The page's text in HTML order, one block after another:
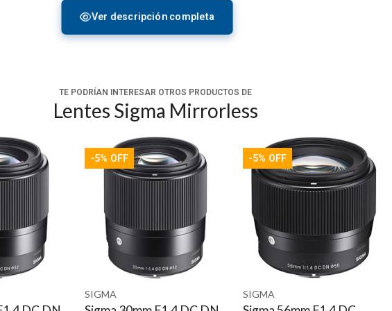
la misma óptica y mecánica de alta calidad de su línea fija Global Vision en
de la serie, ya que ofrece cobertura de sensor de fotograma completo,
PL y Sony E. Lo que diferencia a estas lentes de los Sigma High
u oscuros, los extractores de enfoque y los operadores de cámara
Un diámetro frontal común de 95 mm y atributos físicos similares en
seguir focos y motores de control de lentes.
y se han minimizado las imágenes fantasma y las quemaciones. La
de la gama ofrece posiciones de engranaje de lente consistentes y 180° de
Ver descripción completa
TE PODRÍAN INTERESAR OTROS PRODUCTOS DE
Lentes Sigma Mirrorless
-5% OFF
SIGMA
-5% OFF
SIGMA